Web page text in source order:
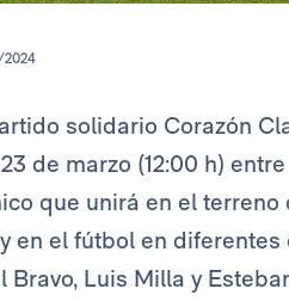
solidario Corazón
de marzo (12:00 h)
que unirá en el
y en el fútbol en
Bravo, Luis Milla y